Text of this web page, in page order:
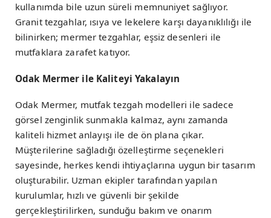
kullanımda bile uzun süreli memnuniyet sağlıyor.
Granit tezgahlar, ısıya ve lekelere karşı dayanıklılığı ile
bilinirken; mermer tezgahlar, eşsiz desenleri ile
mutfaklara zarafet katıyor.
Odak Mermer ile Kaliteyi Yakalayın
Odak Mermer, mutfak tezgah modelleri ile sadece
görsel zenginlik sunmakla kalmaz, aynı zamanda
kaliteli hizmet anlayışı ile de ön plana çıkar.
Müşterilerine sağladığı özelleştirme seçenekleri
sayesinde, herkes kendi ihtiyaçlarına uygun bir tasarım
oluşturabilir. Uzman ekipler tarafından yapılan
kurulumlar, hızlı ve güvenli bir şekilde
gerçekleştirilirken, sunduğu bakım ve onarım